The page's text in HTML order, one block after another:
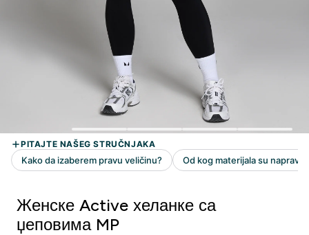
Женске Active хеланке са
џеповима MP